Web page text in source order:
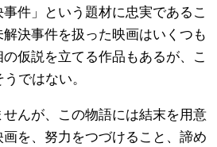
件」という題材に忠実であるこ
決事件を扱った映画はいくつも
仮説を立てる作品もあるが、こ
ではない。
せんが、この物語には結末を用意
を、努力をつづけること、諦め